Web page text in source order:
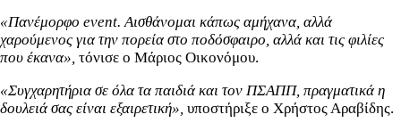
«Πανέμορφο event. Αισθάνομαι κάπως αμήχανα, αλλά
χαρούμενος για την πορεία στο ποδόσφαιρο, αλλά και τις φιλίες
που έκανα», τόνισε ο Μάριος Οικονόμου.
«Συγχαρητήρια σε όλα τα παιδιά και τον ΠΣΑΠΠ, πραγματικά η
δουλειά σας είναι εξαιρετική», υποστήριξε ο Χρήστος Αραβίδης.